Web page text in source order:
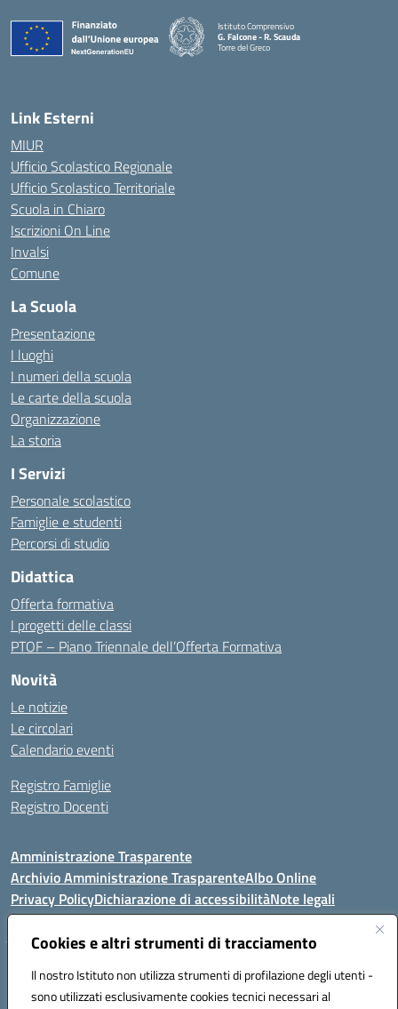
Cookies e altri strumenti di tracciamento
Il nostro Istituto non utilizza strumenti di profilazione degli utenti -
sono utilizzati esclusivamente cookies tecnici necessari al
Istituto Comprensivo
G. Falcone - R. Scauda
Torre del Greco
Link Esterni
MIUR
Ufficio Scolastico Regionale
Ufficio Scolastico Territoriale
Scuola in Chiaro
Iscrizioni On Line
Invalsi
Comune
La Scuola
Presentazione
I luoghi
I numeri della scuola
Le carte della scuola
Organizzazione
La storia
I Servizi
Personale scolastico
Famiglie e studenti
Percorsi di studio
Didattica
Offerta formativa
I progetti delle classi
PTOF – Piano Triennale dell’Offerta Formativa
Novità
Le notizie
Le circolari
Calendario eventi
Registro Famiglie
Registro Docenti
Amministrazione Trasparente
Archivio Amministrazione TrasparenteAlbo Online
Privacy PolicyDichiarazione di accessibilitàNote legali
Istituto Comprensivo Statale